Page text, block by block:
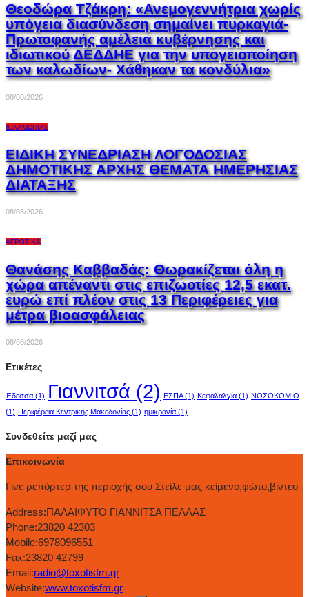
Θεοδώρα Τζάκρη: «Ανεμογεννήτρια χωρίς
υπόγεια διασύνδεση σημαίνει πυρκαγιά-
Πρωτοφανής αμέλεια κυβέρνησης και
ιδιωτικού ΔΕΔΔΗΕ για την υπογειοποίηση
των καλωδίων- Χάθηκαν τα κονδύλια»
08/08/2026
Δ.ΑΛΜΩΠΊΑΣ
ΕΙΔΙΚΗ ΣΥΝΕΔΡΙΑΣΗ ΛΟΓΟΔΟΣΙΑΣ
ΔΗΜΟΤΙΚΗΣ ΑΡΧΗΣ ΘΕΜΑΤΑ ΗΜΕΡΗΣΙΑΣ
ΔΙΑΤΑΞΗΣ
08/08/2026
ΑΓΡΟΤΙΚΆ
Θανάσης Καββαδάς: Θωρακίζεται όλη η
χώρα απέναντι στις επιζωοτίες 12,5 εκατ.
ευρώ επί πλέον στις 13 Περιφέρειες για
μέτρα βιοασφάλειας
08/08/2026
Ετικέτες
Έδεσσα (1) Γιαννιτσά (2) ΕΣΠΑ(1) Κεφαλαλγία (1) ΝΟΣΟΚΟΜΙΟ
(1) Περιφέρεια Κεντρικής Μακεδονίας (1) ημικρανία (1)
Συνδεθείτε μαζί μας
Επικοινωνία
Γίνε ρεπόρτερ της περιοχής σου Στείλε μας κείμενο,φώτο,βίντεο
Address:ΠΑΛΑΙΦΥΤΟ ΓΙΑΝΝΙΤΣΑ ΠΕΛΛΑΣ
Phone:23820 42303
Mobile:6978096551
Fax:23820 42799
Email:radio@toxotisfm.gr
Website:www.toxotisfm.gr